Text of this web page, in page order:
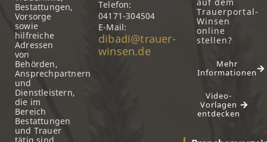
Bestattungen,
Vorsorge
sowie
hilfreiche
Adressen
von
Behörden,
Ansprechpartnern
und
Dienstleistern,
die im
Bereich
Bestattungen
und Trauer
Telefon:
04171-304504
E-Mail:
dibadi@trauer-
winsen.de
Trauerportal-
Winsen
online
stellen?
Mehr
Informationen
Video-
Vorlagen
entdecken